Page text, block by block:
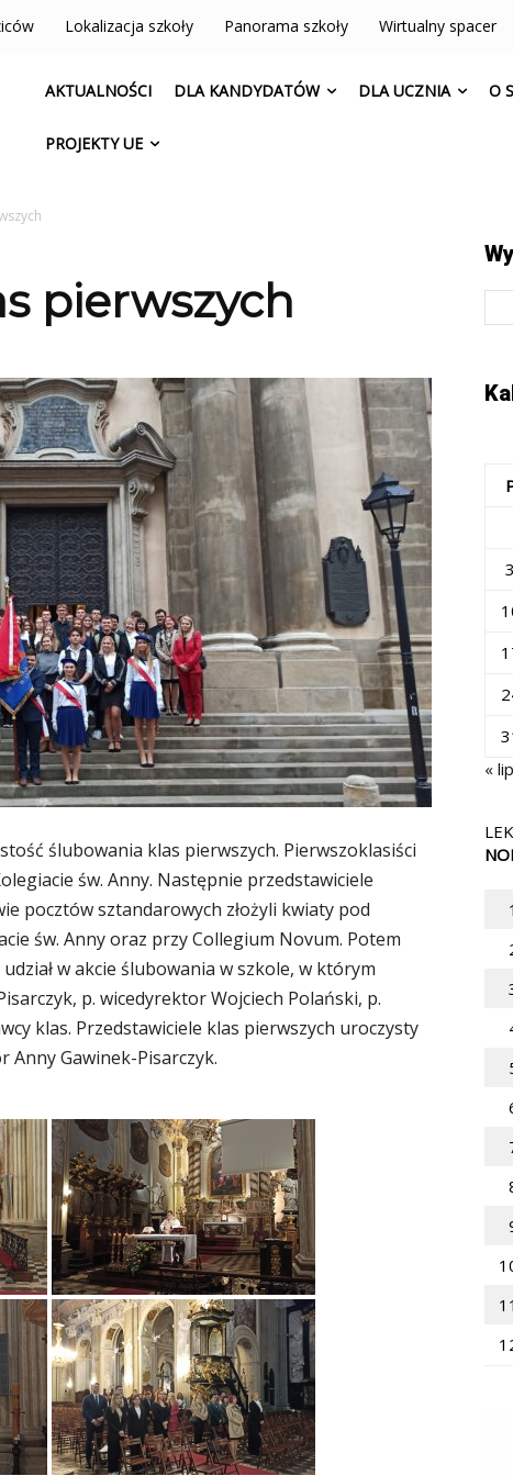
Lokalizacja szkoły Panorama szkoły Wirtualny spacer
AKTUALNOŚCI DLA KANDYDATÓW DLA UCZNIA O
PROJEKTY UE
pierwszych
ślubowania klas pierwszych. Pierwszoklasiści
św. Anny. Następnie przedstawiciele
pocztów sztandarowych złożyli kwiaty pod
św. Anny oraz przy Collegium Novum. Potem
w akcie ślubowania w szkole, w którym
p. wicedyrektor Wojciech Polański, p.
klas. Przedstawiciele klas pierwszych uroczysty
Anny Gawinek-Pisarczyk.
3
« lip